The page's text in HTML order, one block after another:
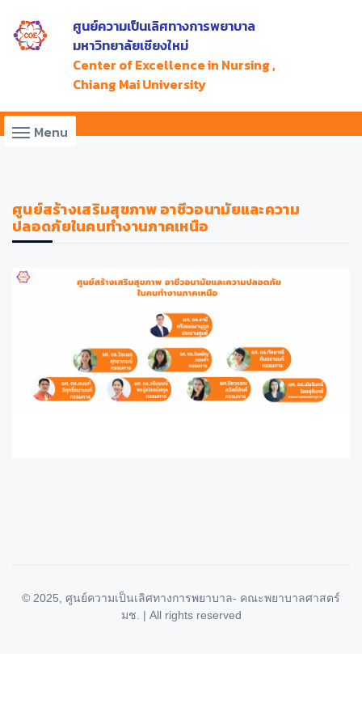
ศูนย์ความเป็นเลิศทางการพยาบาล
มหาวิทยาลัยเชียงใหม่
Center of Excellence in Nursing ,
Chiang Mai University
Menu
ศูนย์สร้างเสริมสุขภาพ อาชีวอนามัยและความ
ปลอดภัยในคนทำงานภาคเหนือ
© 2025, ศูนย์ความเป็นเลิศทางการพยาบาล- คณะพยาบาลศาสตร์
มช. | All rights reserved